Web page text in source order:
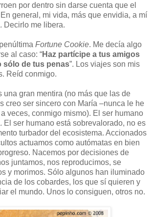
por dentro sin darse cuenta que el
general, mi vida, más que envidia, a mí
Decirlo me libera.
Fortune Cookie. Me decía algo
al caso: “Haz partícipe a tus amigos
sólo de tus penas”. Los viajes son mis
Reíd conmigo.
una gran mentira (no más que las de
creo ser sincero con María –nunca le he
veces, conmigo mismo). El ser humano
El ser humano está sobrevalorado, no es
turbador del ecosistema. Accionados
actuamos como autómatas en bien
Nacemos por decisiones de
juntamos, nos reproducimos, se
y morimos. Sólo algunos han iluminado
de los cobardes, los que sí quieren y
el mundo. Unos lo consiguen, otros no.